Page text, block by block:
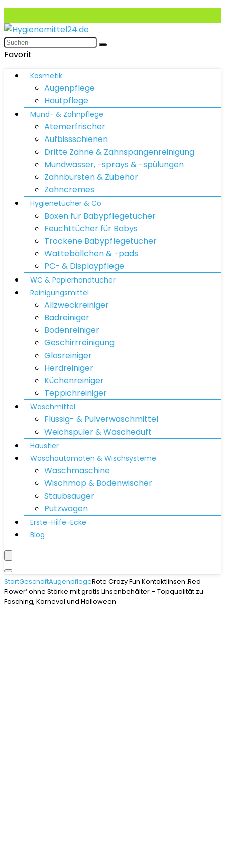
Favorit
Kosmetik
Augenpflege
Hautpflege
Mund- & Zahnpflege
Atemerfrischer
Aufbissschienen
Dritte Zähne & Zahnspangenreinigung
Mundwasser, -sprays & -spülungen
Zahnbürsten & Zubehör
Zahncremes
Hygienetücher & Co
Boxen für Babypflegetücher
Feuchttücher für Babys
Trockene Babypflegetücher
Wattebällchen & -pads
PC- & Displaypflege
WC & Papierhandtücher
Reinigungsmittel
Allzweckreiniger
Badreiniger
Bodenreiniger
Geschirrreinigung
Glasreiniger
Herdreiniger
Küchenreiniger
Teppichreiniger
Waschmittel
Flüssig- & Pulverwaschmittel
Weichspüler & Wäscheduft
Haustier
Waschautomaten & Wischsysteme
Waschmaschine
Wischmop & Bodenwischer
Staubsauger
Putzwagen
Erste-Hilfe-Ecke
Blog
StartGeschäftAugenpflegeRote Crazy Fun Kontaktlinsen ‚Red
Flower‘ ohne Stärke mit gratis Linsenbehälter – Topqualität zu
Fasching, Karneval und Halloween